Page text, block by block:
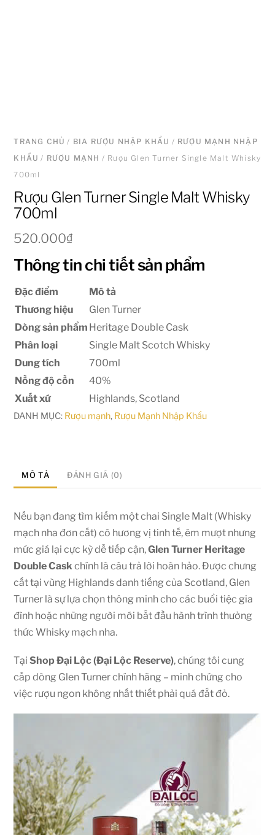
TRANG CHỦ / BIA RƯỢU NHẬP KHẨU / RƯỢU MẠNH NHẬP
KHẨU / RƯỢU MẠNH / Rượu Glen Turner Single Malt Whisky
700ml
Rượu Glen Turner Single Malt Whisky
700ml
520.000₫
Thông tin chi tiết sản phẩm
Đặc điểm
Mô tả
Thương hiệu
Glen Turner
Dòng sản phẩm Heritage Double Cask
Phân loại
Single Malt Scotch Whisky
Dung tích
700ml
Nồng độ cồn
40%
Xuất xứ
Highlands, Scotland
DANH MỤC: Rượu mạnh, Rượu Mạnh Nhập Khẩu
MÔ TẢ ĐÁNH GIÁ (0)
Nếu bạn đang tìm kiếm một chai Single Malt (Whisky
mạch nha đơn cất) có hương vị tinh tế, êm mượt nhưng
mức giá lại cực kỳ dễ tiếp cận,Glen Turner Heritage
Double Cask chính là câu trả lời hoàn hảo. Được chưng
cất tại vùng Highlands danh tiếng của Scotland, Glen
Turner là sự lựa chọn thông minh cho các buổi tiệc gia
đình hoặc những người mới bắt đầu hành trình thưởng
thức Whisky mạch nha.
TạiShop Đại Lộc (Đại Lộc Reserve), chúng tôi cung
cấp dòng Glen Turner chính hãng – minh chứng cho
việc rượu ngon không nhất thiết phải quá đắt đỏ.